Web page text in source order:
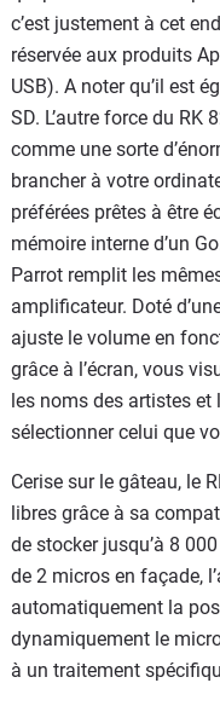
c’est justement à cet
réservée aux produits
USB). A noter qu’il est
SD. L’autre force du RK
comme une sorte
brancher à votre
préférées prêtes à être
mémoire interne d’un
Parrot remplit les
amplificateur. Doté
ajuste le volume en
grâce à l’écran, vous
les noms des artistes
sélectionner celui que
Cerise sur le gâteau, le
libres grâce à sa
de stocker jusqu’à 8
de 2 micros en façade,
automatiquement la
dynamiquement le
à un traitement